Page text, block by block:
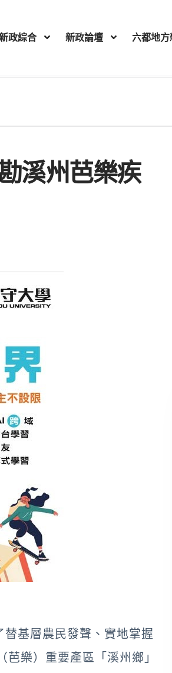
政綜合 新政論壇 六都地方
溪州芭樂疾
基層農民發聲、實地掌握
樂）重要產區「溪州鄉」